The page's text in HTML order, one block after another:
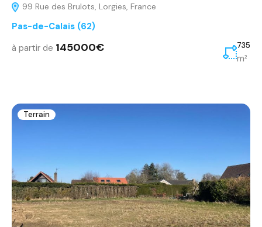
99 Rue des Brulots, Lorgies, France
Pas-de-Calais (62)
à partir de 145000€ 735
m²
Terrain